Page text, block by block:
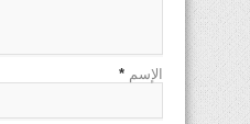
الإسم *